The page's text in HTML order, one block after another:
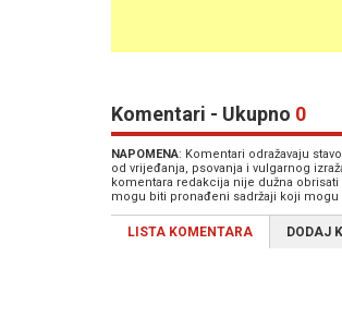
Komentari - Ukupno 0
NAPOMENA: Komentari odražavaju
od vrijeđanja, psovanja i vulgarnog
komentara redakcija nije dužna
mogu biti pronađeni sadržaji koji
LISTA KOMENTARA DODAJ